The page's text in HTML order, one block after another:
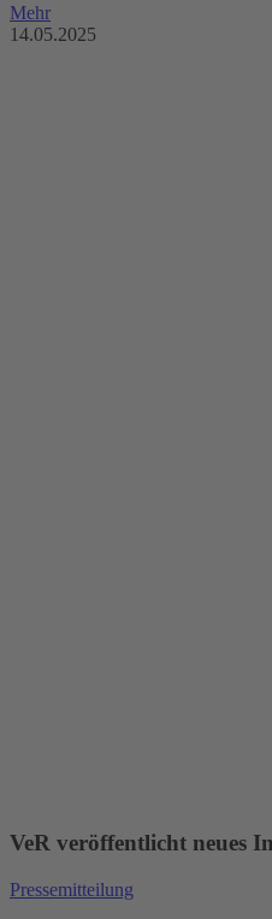
Mehr
14.05.2025
VeR veröffentlicht neues
Pressemitteilung